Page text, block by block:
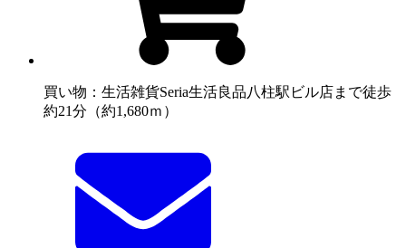
買い物：生活雑貨Seria生活良品八柱駅ビル店まで徒歩
約21分（約1,680ｍ）